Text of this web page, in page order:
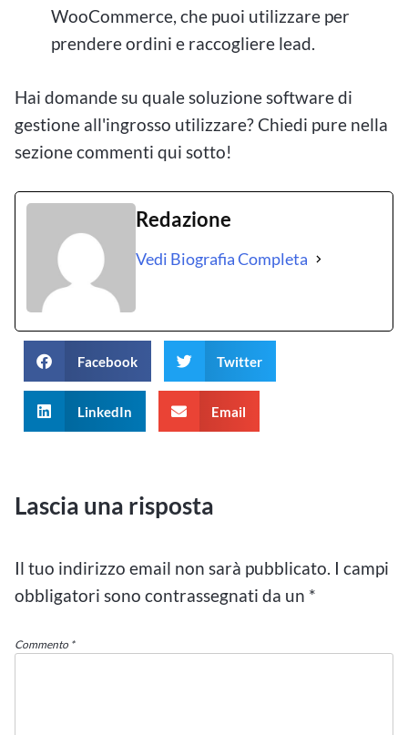
WooCommerce, che puoi utilizzare per
prendere ordini e raccogliere lead.
Hai domande su quale soluzione software di
gestione all'ingrosso utilizzare? Chiedi pure nella
sezione commenti qui sotto!
Redazione
Vedi Biografia Completa
Facebook Twitter
LinkedIn Email
Lascia una risposta
Il tuo indirizzo email non sarà pubblicato. I campi
obbligatori sono contrassegnati da un *
Commento *